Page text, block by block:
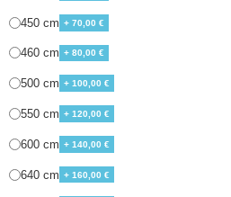
450 cm + 70,00 €
460 cm + 80,00 €
500 cm + 100,00 €
550 cm + 120,00 €
600 cm + 140,00 €
640 cm + 160,00 €